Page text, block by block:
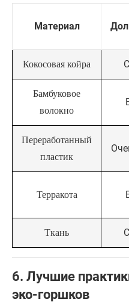
Материал
Кокосовая койра
Бамбуковое
волокно
Переработанный
пластик
Терракота
Ткань
6. Лучшие
эко-горшков